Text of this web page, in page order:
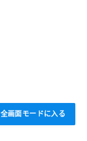
全画面モードに入る